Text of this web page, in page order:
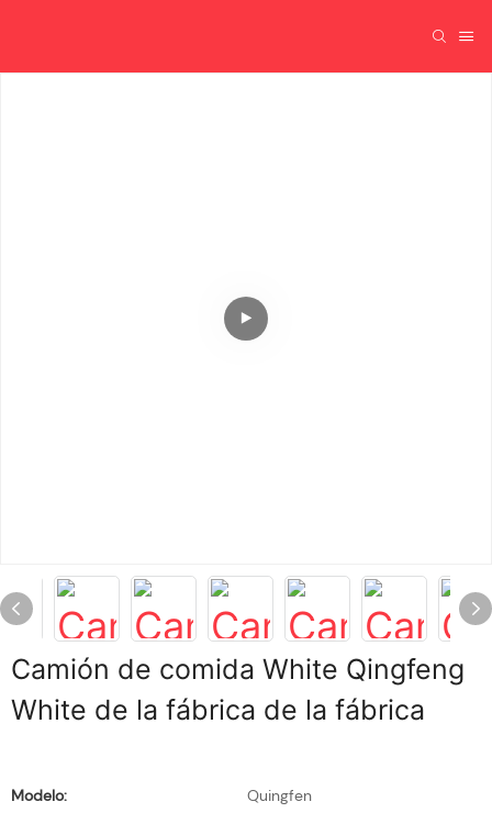
Camión de comida White Qingfeng
White de la fábrica de la fábrica
Modelo:
Quingfen